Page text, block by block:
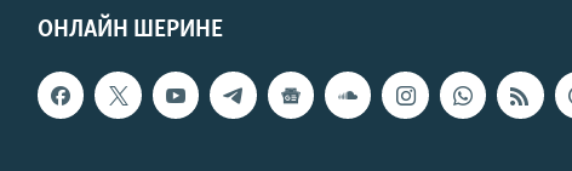
ОНЛАЙН ШЕРИНЕ